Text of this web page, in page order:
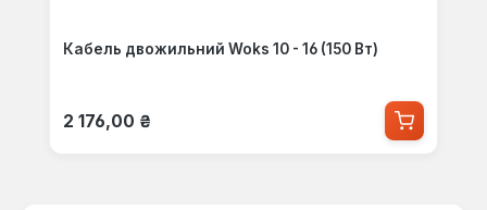
Кабель двожильний Woks 10 - 16 (150 Вт)
Звичайна ціна:
2 176,00 ₴